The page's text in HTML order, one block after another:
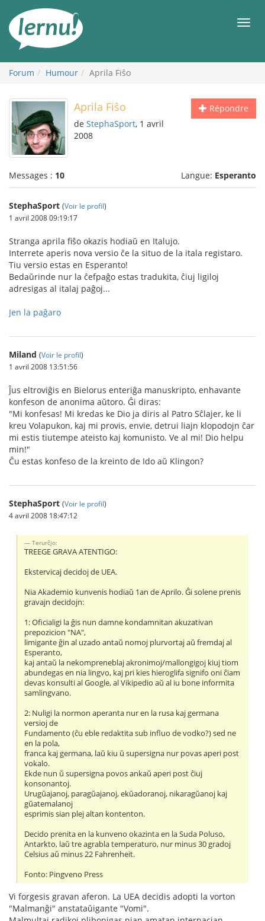
contenu
Forum Humour Aprila Fiŝo
Répondre
Aprila Fiŝo
de StephaSport, 1 avril
2008
Messages : 10 Langue: Esperanto
StephaSport (Voir le profil)
1 avril 2008 09:19:17
Stranga aprila fiŝo okazis hodiaŭ en Italujo.
Interrete aperis nova versio ĉe la situo de la itala registaro.
Tiu versio estas en Esperanto!
Bedaŭrinde nur la ĉefpaĝo estas tradukita, ĉiuj ligiloj
adresigas al italaj paĝoj...
Jen la paĝaro
Miland (Voir le profil)
1 avril 2008 13:51:56
Ĵus eltroviĝis en Bielorus enteriĝa manuskripto, enhavante
konfeson de anonima aŭtoro. Ĝi diras:
"Mi konfesas! Mi kredas ke Dio ja diris al Patro Sĉlajer, ke li
kreu Volapukon, kaj mi provis, envie, detrui liajn klopodojn ĉar
mi estis tiutempe ateisto kaj komunisto. Ve al mi! Dio helpu
min!"
Ĉu estas konfeso de la kreinto de Ido aŭ Klingon?
StephaSport (Voir le profil)
4 avril 2008 18:47:12
Terurĉjo:
TREEGE GRAVA ATENTIGO:
Ekstervicaj decidoj de UEA.
Nia Akademio kunvenis hodiaŭ 1an de Aprilo. Ĝi solene prenis
gravajn decidojn:
1: Oficialigi la ĝis nun damne kondamnitan akuzativan
prepozicion "NA",
limigante ĝin al uzado antaŭ nomoj plurvortaj aŭ fremdaj al
Esperanto,
kaj antaŭ la nekompreneblaj akronimoj/mallongigoj kiuj tiom
abundegas en nia lingvo, kaj pri kies hieroglifa signifo oni ĉiam
devas konsulti al Google, al Vikipedio aŭ al iu bone informita
samlingvano.
2: Nuligi la normon aperanta nur en la rusa kaj germana
versioj de
Fundamento (ĉu eble redaktita sub influo de vodko?) sed ne
en la pola,
franca kaj germana, laŭ kiu ŭ supersigna nur povas aperi post
vokalo.
Ekde nun ŭ supersigna povos ankaŭ aperi post ĉiuj
konsonantoj.
Urugŭajanoj, paragŭajanoj, ekŭadoranoj, nikaragŭanoj kaj
gŭatemalanoj
esprimis sian plej altan kontenton.
Decido prenita en la kunveno okazinta en la Suda Poluso,
Antarkto, laŭ tre agrabla temperaturo, nur minus 30 gradoj
Celsius aŭ minus 22 Fahrenheit.
Fonto: Pingveno Press
Vi forgesis gravan aferon. La UEA decidis adopti la vorton
"Malmanĝi" anstataŭigante "Vomi".